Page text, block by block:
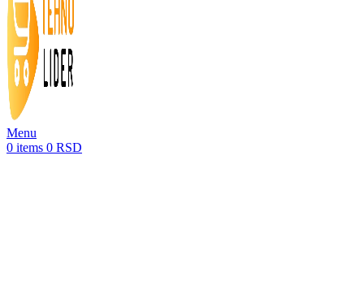
Menu
0 items 0 RSD